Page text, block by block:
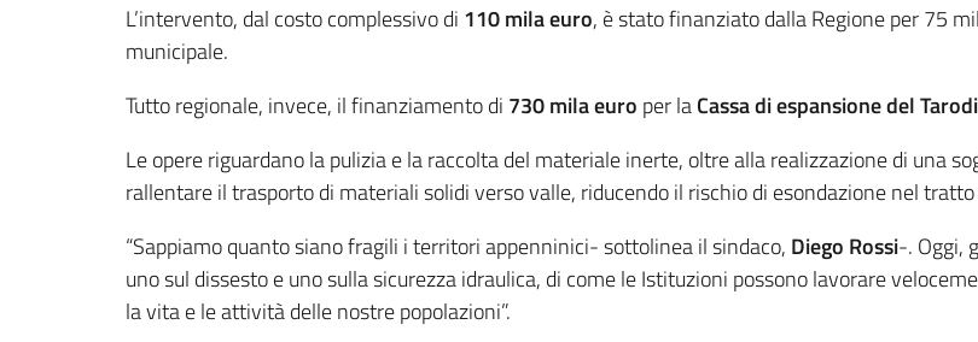
L’intervento, dal costo complessivo di 110 mila euro, è stato finanziato dalla Regione per 75
municipale.
Tutto regionale, invece, il finanziamento di 730 mila euro per laCassa di espansione del
Le opere riguardano la pulizia e la raccolta del materiale inerte, oltre alla realizzazione di una
rallentare il trasporto di materiali solidi verso valle, riducendo il rischio di esondazione nel
“Sappiamo quanto siano fragili i territori appenninici- sottolinea il sindaco, Diego Rossi-. Oggi,
uno sul dissesto e uno sulla sicurezza idraulica, di come le Istituzioni possono lavorare
la vita e le attività delle nostre popolazioni”.